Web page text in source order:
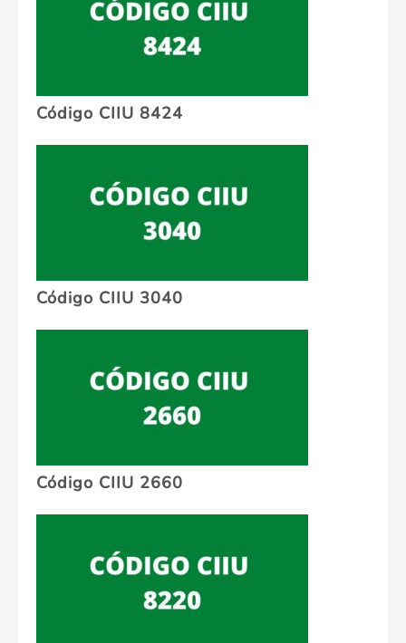
Código CIIU 8424
Código CIIU 3040
Código CIIU 2660